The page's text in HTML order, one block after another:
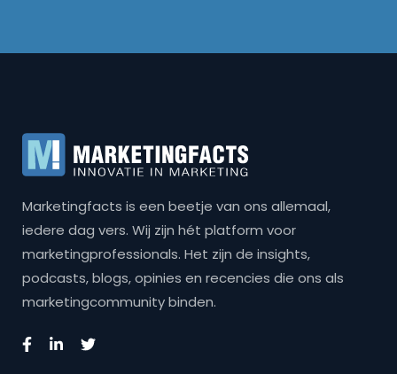
Marketingfacts is een beetje van ons allemaal,
iedere dag vers. Wij zijn hét platform voor
marketingprofessionals. Het zijn de insights,
podcasts, blogs, opinies en recencies die ons als
marketingcommunity binden.